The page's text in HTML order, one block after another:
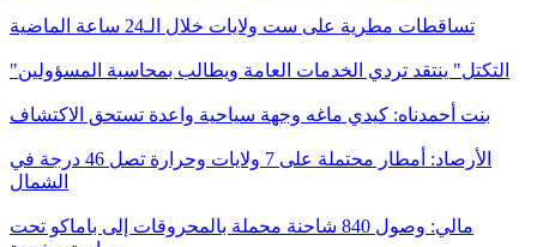
تساقطات مطرية على ست ولايات خلال الـ24 ساعة الماضية
"التكتل" ينتقد تردي الخدمات العامة ويطالب بمحاسبة المسؤولين
بنت أحمدناه: كيدي ماغه وجهة سياحية واعدة تستحق الاكتشاف
الأرصاد: أمطار محتملة على 7 ولايات وحرارة تصل 46 درجة في
الشمال
مالي: وصول 840 شاحنة محملة بالمحروقات إلى باماكو تحت